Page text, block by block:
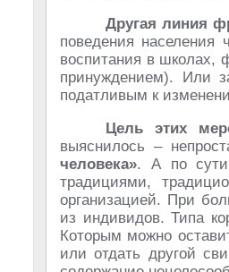
Другая линия
поведения населения
воспитания в школах,
принуждением). Или
податливым к
Цель этих
выяснилось –
человека». А по сути
традициями,
организацией. При
из индивидов. Типа
Которым можно
или отдать другой